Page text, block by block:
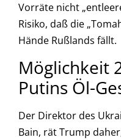
Vorräte nicht
Risiko, daß die
Hände Rußlands fällt.
Möglichkeit
Putins Öl-
Der Direktor des
Bain, rät Trump